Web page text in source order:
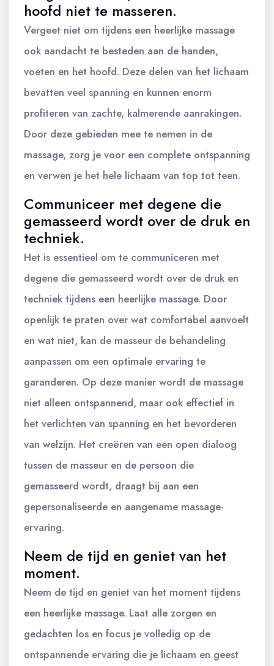
hoofd niet te masseren.
Vergeet niet om tijdens een heerlijke massage
ook aandacht te besteden aan de handen,
voeten en het hoofd. Deze delen van het lichaam
bevatten veel spanning en kunnen enorm
profiteren van zachte, kalmerende aanrakingen.
Door deze gebieden mee te nemen in de
massage, zorg je voor een complete ontspanning
en verwen je het hele lichaam van top tot teen.
Communiceer met degene die
gemasseerd wordt over de druk en
techniek.
Het is essentieel om te communiceren met
degene die gemasseerd wordt over de druk en
techniek tijdens een heerlijke massage. Door
openlijk te praten over wat comfortabel aanvoelt
en wat niet, kan de masseur de behandeling
aanpassen om een optimale ervaring te
garanderen. Op deze manier wordt de massage
niet alleen ontspannend, maar ook effectief in
het verlichten van spanning en het bevorderen
van welzijn. Het creëren van een open dialoog
tussen de masseur en de persoon die
gemasseerd wordt, draagt bij aan een
gepersonaliseerde en aangename massage-
ervaring.
Neem de tijd en geniet van het
moment.
Neem de tijd en geniet van het moment tijdens
een heerlijke massage. Laat alle zorgen en
gedachten los en focus je volledig op de
ontspannende ervaring die je lichaam en geest